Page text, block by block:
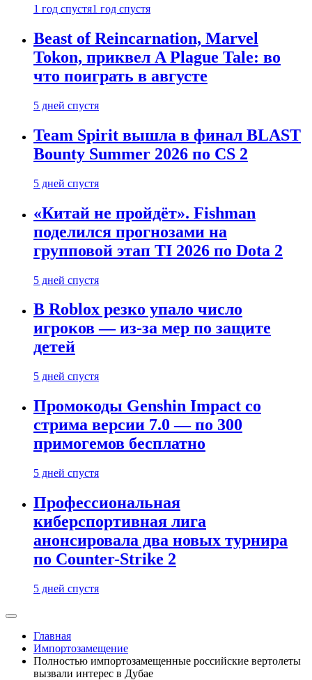
1 год спустя1 год спустя
Beast of Reincarnation, Marvel
Tokon, приквел A Plague Tale: во
что поиграть в августе
5 дней спустя
Team Spirit вышла в финал BLAST
Bounty Summer 2026 по CS 2
5 дней спустя
«Китай не пройдёт». Fishman
поделился прогнозами на
групповой этап TI 2026 по Dota 2
5 дней спустя
В Roblox резко упало число
игроков — из-за мер по защите
детей
5 дней спустя
Промокоды Genshin Impact со
стрима версии 7.0 — по 300
примогемов бесплатно
5 дней спустя
Профессиональная
киберспортивная лига
анонсировала два новых турнира
по Counter-Strike 2
5 дней спустя
Главная
Импортозамещение
Полностью импортозамещенные российские вертолеты
вызвали интерес в Дубае